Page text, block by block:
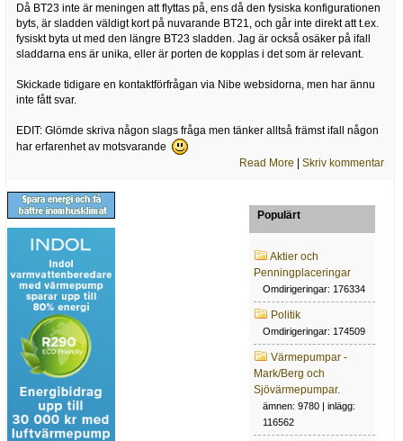
Då BT23 inte är meningen att flyttas på, ens då den fysiska konfigurationen
byts, är sladden väldigt kort på nuvarande BT21, och går inte direkt att t.ex.
fysiskt byta ut med den längre BT23 sladden. Jag är också osäker på ifall
sladdarna ens är unika, eller är porten de kopplas i det som är relevant.
Skickade tidigare en kontaktförfrågan via Nibe websidorna, men har ännu
inte fått svar.
EDIT: Glömde skriva någon slags fråga men tänker alltså främst ifall någon
har erfarenhet av motsvarande
Read More |Skriv kommentar
Populärt
Aktier och
Penningplaceringar
Omdirigeringar: 176334
Politik
Omdirigeringar: 174509
Värmepumpar -
Mark/Berg och
Sjövärmepumpar.
ämnen: 9780 | inlägg:
116562